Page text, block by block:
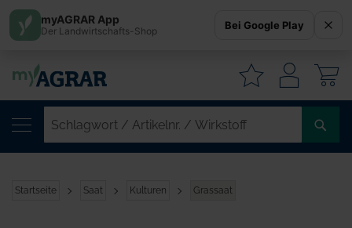
Startseite Saat Kulturen Grassaat
myAGRAR App
Der Landwirtschafts-Shop Bei Google Play